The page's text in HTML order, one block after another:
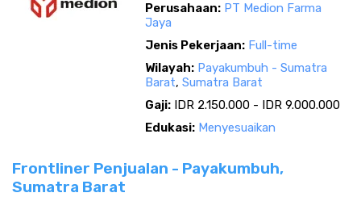
Perusahaan: PT Medion Farma
Jaya
Jenis Pekerjaan: Full-time
Wilayah: Payakumbuh - Sumatra
Barat, Sumatra Barat
Gaji: IDR 2.150.000 - IDR 9.000.000
Edukasi: Menyesuaikan
Frontliner Penjualan - Payakumbuh,
Sumatra Barat